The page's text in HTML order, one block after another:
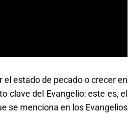
estado de pecado o crecer en
clave del Evangelio: este es, el
se menciona en los Evangelios